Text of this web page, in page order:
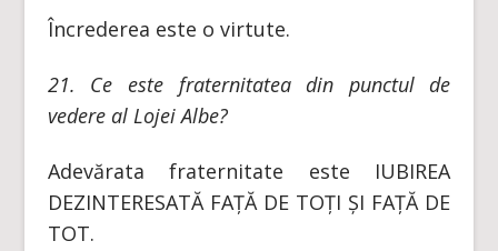
Încrederea este o virtute.
21. Ce este fraternitatea din punctul de
vedere al Lojei Albe?
Adevărata fraternitate este IUBIREA
DEZINTERESATĂ FAȚĂ DE TOȚI ȘI FAȚĂ DE
TOT.